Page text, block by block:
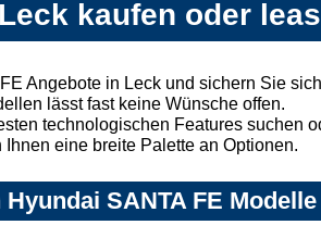
kaufen oder
Angebote in Leck und sichern Sie
lässt fast keine Wünsche offen.
technologischen Features suchen
eine breite Palette an Optionen.
SANTA FE